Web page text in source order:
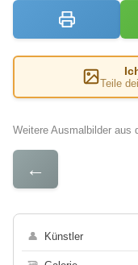
Teile
Weitere Ausmalbilder aus
←
👤 Künstler